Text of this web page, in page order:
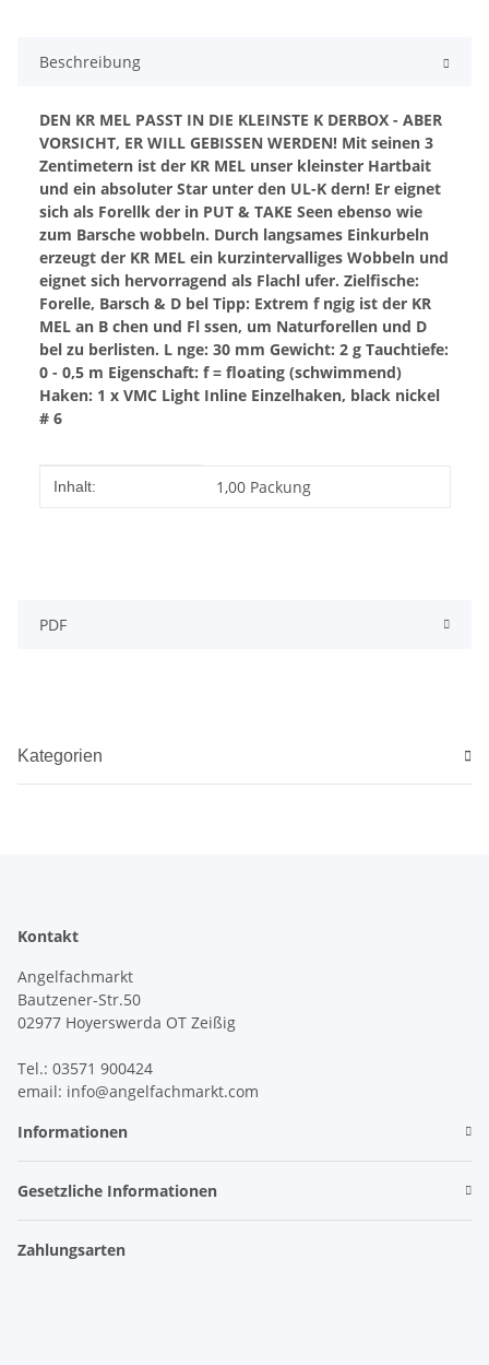
Beschreibung
DEN KR MEL PASST IN DIE KLEINSTE K DERBOX - ABER
VORSICHT, ER WILL GEBISSEN WERDEN! Mit seinen 3
Zentimetern ist der KR MEL unser kleinster Hartbait
und ein absoluter Star unter den UL-K dern! Er eignet
sich als Forellk der in PUT & TAKE Seen ebenso wie
zum Barsche wobbeln. Durch langsames Einkurbeln
erzeugt der KR MEL ein kurzintervalliges Wobbeln und
eignet sich hervorragend als Flachl ufer. Zielfische:
Forelle, Barsch & D bel Tipp: Extrem f ngig ist der KR
MEL an B chen und Fl ssen, um Naturforellen und D
bel zu berlisten. L nge: 30 mm Gewicht: 2 g Tauchtiefe:
0 - 0,5 m Eigenschaft: f = floating (schwimmend)
Haken: 1 x VMC Light Inline Einzelhaken, black nickel
# 6
Produkteigenschaft
Wert
Inhalt: 1,00 Packung
PDF
Kategorien
Kontakt
Angelfachmarkt
Bautzener-Str.50
02977 Hoyerswerda OT Zeißig
Tel.: 03571 900424
email: info@angelfachmarkt.com
Informationen
Gesetzliche Informationen
Zahlungsarten